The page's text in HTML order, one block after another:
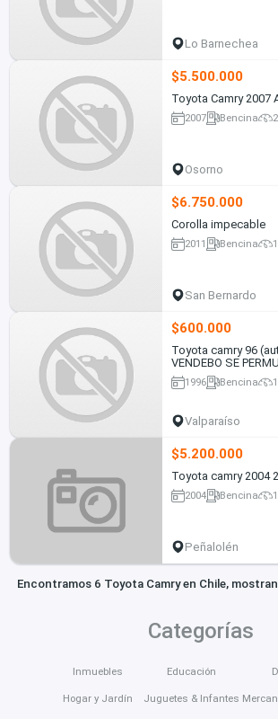
Lo Barnechea
$5.500.000
Toyota Camry 2007
2007 Bencina
Osorno
$6.750.000
Corolla impecable
2011 Bencina
San Bernardo
$600.000
Toyota camry 96
VENDEBO SE
1996 Bencina
Valparaíso
$5.200.000
Toyota camry 2004
2004 Bencina
Peñalolén
Encontramos 6 Toyota Camry en Chile,
Categorías
Inmuebles
Hogar y Jardín
Educación
Juguetes & Infantes